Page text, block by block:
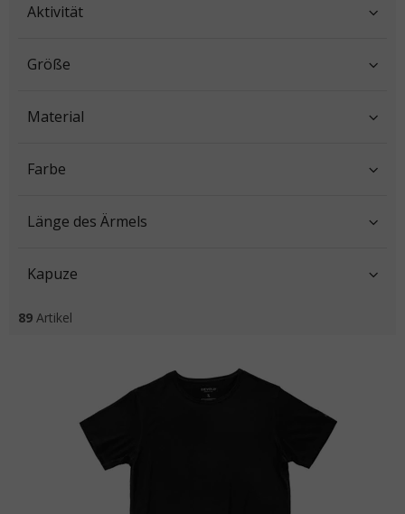
Aktivität
Größe
Material
Farbe
Länge des Ärmels
Kapuze
89 Artikel